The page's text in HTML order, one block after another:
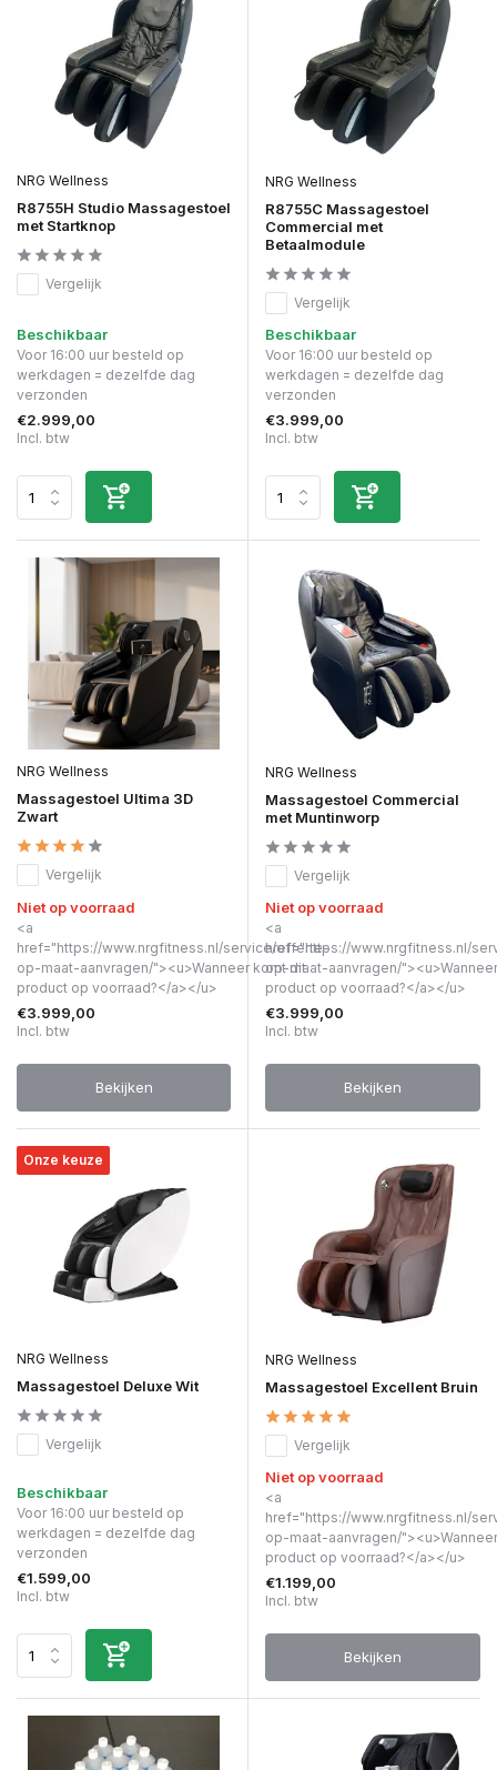
NRG Wellness
R8755H Studio Massagestoel
met Startknop
Vergelijk
Beschikbaar
Voor 16:00 uur besteld op
werkdagen = dezelfde dag
verzonden
€2.999,00
Incl. btw
NRG Wellness
R8755C Massagestoel
Commercial met
Betaalmodule
Vergelijk
Beschikbaar
Voor 16:00 uur besteld op
werkdagen = dezelfde dag
verzonden
€3.999,00
Incl. btw
NRG Wellness
Massagestoel Ultima 3D
Zwart
Vergelijk
Niet op voorraad
<a
href="https://www.nrgfitness.nl/service/offerte-
op-maat-aanvragen/"><u>Wanneer komt dit
product op voorraad?</a></u>
€3.999,00
Incl. btw
Bekijken
NRG Wellness
Massagestoel Commercial
met Muntinworp
Vergelijk
Niet op voorraad
<a
href="https://www.nrgfitness.nl/
op-maat-aanvragen/
product op voorraad?</a></u>
€3.999,00
Incl. btw
Bekijken
Onze keuze
NRG Wellness
Massagestoel Deluxe Wit
Vergelijk
Beschikbaar
Voor 16:00 uur besteld op
werkdagen = dezelfde dag
verzonden
€1.599,00
Incl. btw
NRG Wellness
Massagestoel Excellent Bruin
Vergelijk
Niet op voorraad
<a
href="https://www.nrgfitness.nl/
op-maat-aanvragen/
product op voorraad?</a></u>
€1.199,00
Incl. btw
Bekijken